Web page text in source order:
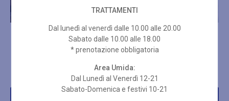
SEMIPERMANENTE CND
EPILAZIONE PARZIALE
€
TRATTAMENTI
Dal lunedì al venerdì dalle 10.00 alle 20.00
Sabato dalle 10.00 alle 18.00
* prenotazione obbligatoria
Area Umida:
Dal Lunedì al Venerdì 12-21
Sabato-Domenica e festivi 10-21